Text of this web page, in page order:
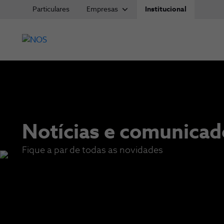
Particulares Empresas Institucional
Notícias e
Fique a par de todas as novidades